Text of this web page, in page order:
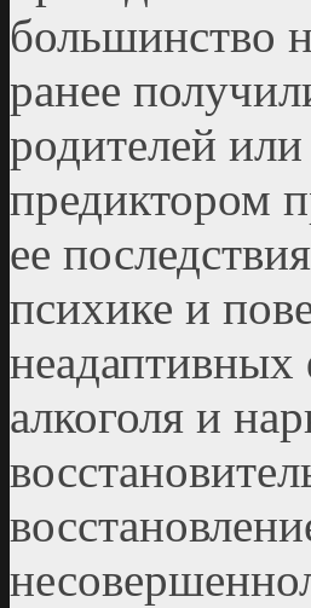
большинство
ранее
родителей
предиктором
ее
психике и
неадаптивных
алкоголя и